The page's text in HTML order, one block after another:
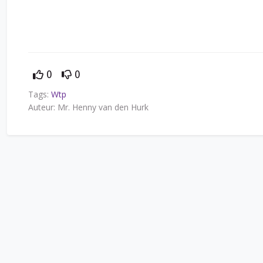
0 0
Tags: Wtp
Auteur: Mr. Henny van den Hurk